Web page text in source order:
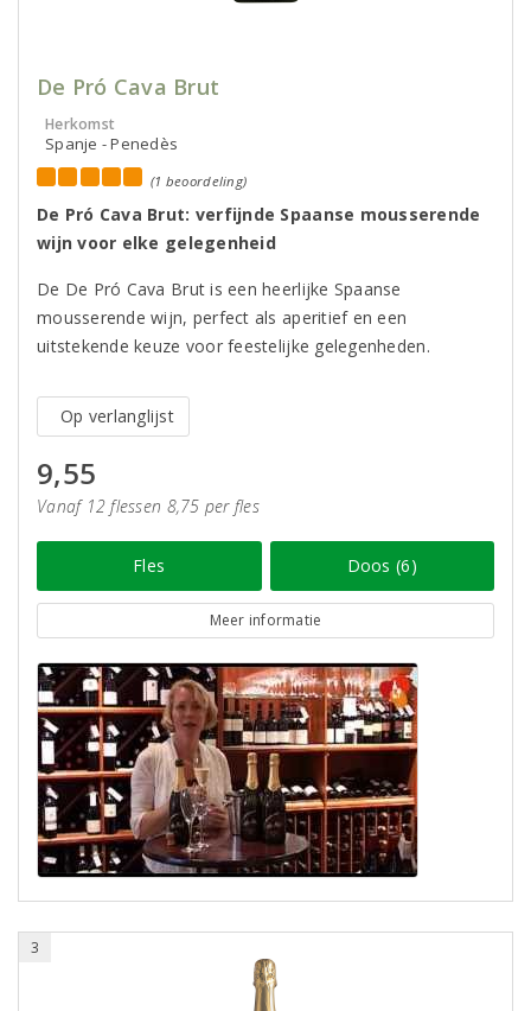
De Pró Cava Brut
Herkomst
Spanje - Penedès
(1 beoordeling)
De Pró Cava Brut: verfijnde Spaanse mousserende
wijn voor elke gelegenheid
De De Pró Cava Brut is een heerlijke Spaanse
mousserende wijn, perfect als aperitief en een
uitstekende keuze voor feestelijke gelegenheden.
Op verlanglijst
9,55
Vanaf 12 flessen 8,75 per fles
Fles Doos (6)
Meer informatie
3